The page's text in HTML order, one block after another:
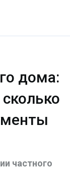
дома:
частного